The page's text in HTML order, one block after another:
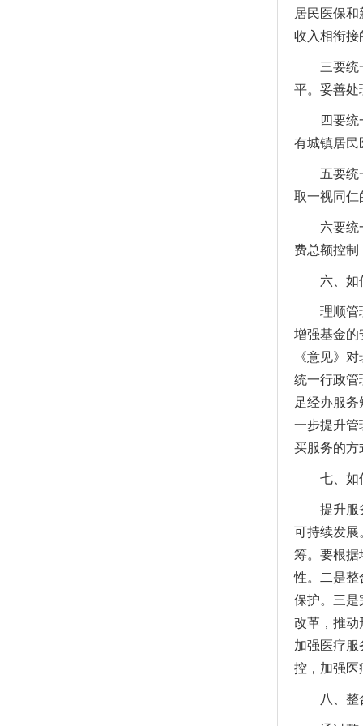
居民医保
收入相衔
三要统一
平。妥善处
四要统一
有城镇居民
五要统一
取一视同
六要统一
费总额控
六、如何
理顺管理
增强基金的
《意见》
统一行政管
足经办服
一步提升管
买服务的
七、如何
提升服务
可持续发展
筹。要根据
性。二是整
保护。三是
改革，推动
加强医疗
控，加强
八、整合